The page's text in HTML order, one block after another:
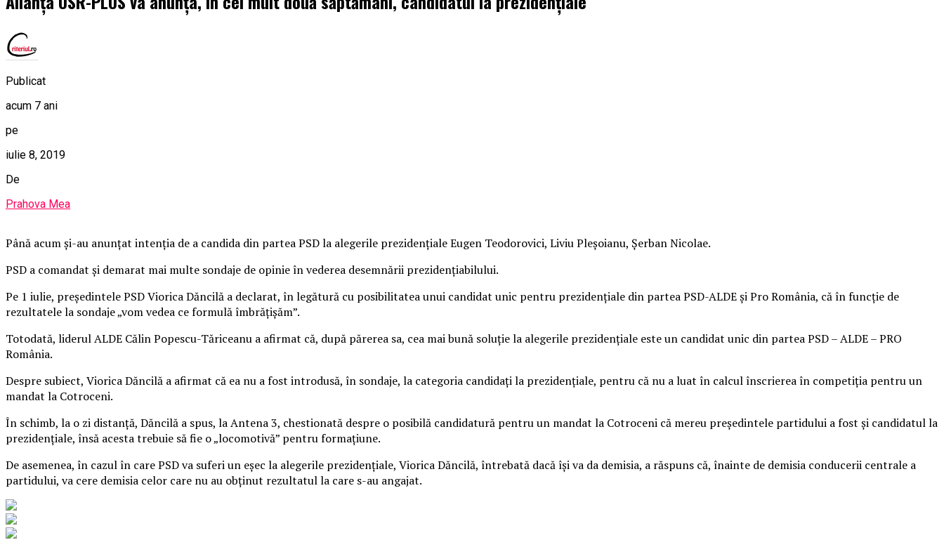
Publicat
acum 7 ani
pe
iulie 8, 2019
De
Prahova Mea
Până acum şi-au anunţat intenţia de a candida din partea PSD la alegerile prezidenţiale Eugen Teodorovici, Liviu Pleşoianu, Şerban Nicolae.
PSD a comandat şi demarat mai multe sondaje de opinie în vederea desemnării prezidenţiabilului.
Pe 1 iulie, preşedintele PSD Viorica Dăncilă a declarat, în legătură cu posibilitatea unui candidat unic pentru prezidenţiale din partea PSD-ALDE şi Pro România, că în funcţie de
rezultatele la sondaje „vom vedea ce formulă îmbrăţişăm”.
Totodată, liderul ALDE Călin Popescu-Tăriceanu a afirmat că, după părerea sa, cea mai bună soluţie la alegerile prezidenţiale este un candidat unic din partea PSD – ALDE – PRO
România.
Despre subiect, Viorica Dăncilă a afirmat că ea nu a fost introdusă, în sondaje, la categoria candidaţi la prezidenţiale, pentru că nu a luat în calcul înscrierea în competiţia pentru un
mandat la Cotroceni.
În schimb, la o zi distanţă, Dăncilă a spus, la Antena 3, chestionată despre o posibilă candidatură pentru un mandat la Cotroceni că mereu preşedintele partidului a fost şi candidatul la
prezidenţiale, însă acesta trebuie să fie o „locomotivă” pentru formaţiune.
De asemenea, în cazul în care PSD va suferi un eşec la alegerile prezidenţiale, Viorica Dăncilă, întrebată dacă îşi va da demisia, a răspuns că, înainte de demisia conducerii centrale a
partidului, va cere demisia celor care nu au obţinut rezultatul la care s-au angajat.